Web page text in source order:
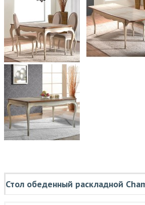
Стол обеденный раскладной